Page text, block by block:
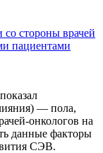
со стороны врачей
пациентами
— пола,
онкологов на
данные факторы
СЭВ.